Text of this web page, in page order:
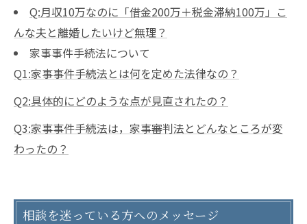
Q:月収10万なのに「借金200万＋税金滞納100万」こ
んな夫と離婚したいけど無理？
家事事件手続法について
Q1:家事事件手続法とは何を定めた法律なの？
Q2:具体的にどのような点が見直されたの？
Q3:家事事件手続法は，家事審判法とどんなところが変
わったの？
相談を迷っている方へのメッセージ